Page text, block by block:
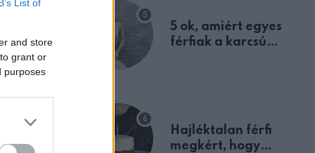
List of
and store
grant or
purposes
5 ok, amiért egyes
férfiak a karcsú
Hajléktalan férfi
megkért, hogy